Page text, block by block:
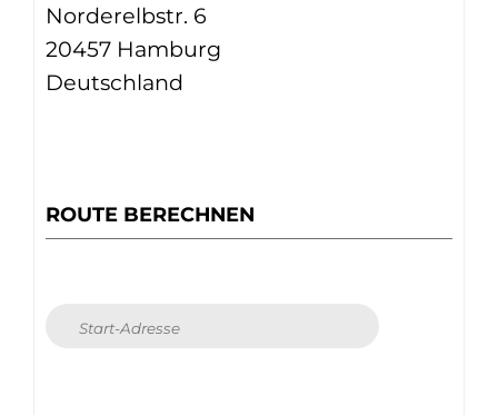
Norderelbstr. 6
20457 Hamburg
Deutschland
ROUTE BERECHNEN